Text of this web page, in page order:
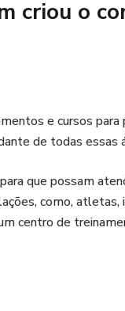
manipulação da
com oclusão
da aula tira dúvidas
criou o
e cursos para
de todas essas
que possam
como,
centro de